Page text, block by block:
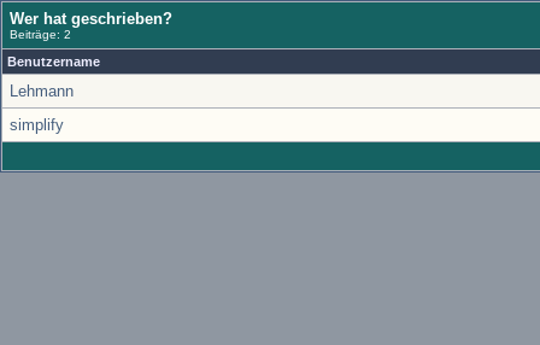
Wer hat geschrieben?
Beiträge: 2
Benutzername
Lehmann
simplify